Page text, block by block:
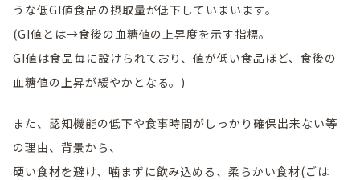
うな低GI値食品の摂取量が低下していまいます。
(GI値とは→食後の血糖値の上昇度を示す指標。
GI値は食品毎に設けられており、値が低い食品ほど、食後の
血糖値の上昇が緩やかとなる。)
また、認知機能の低下や食事時間がしっかり確保出来ない等
の理由、背景から、
硬い食材を避け、噛まずに飲み込める、柔らかい食材(ごは